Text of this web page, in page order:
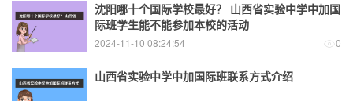
沈阳哪十个国际学校最好？ 山西省实验中学中加国
际班学生能不能参加本校的活动
2024-11-10 08:24:54 0
山西省实验中学中加国际班联系方式介绍